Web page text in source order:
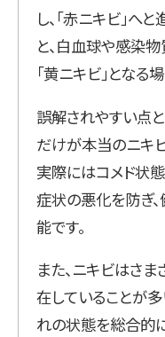
し、「赤ニキビ」へ
と、白血球や感染
「黄ニキビ」となる
誤解されやすい点と
だけが本当のニキ
実際にはコメド状
症状の悪化を防ぎ
能です。
また、ニキビはさ
在していることが
れの状態を総合的